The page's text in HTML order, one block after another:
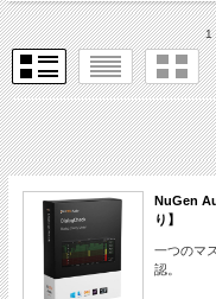
1
NuGen
り】
一つのマ
認。